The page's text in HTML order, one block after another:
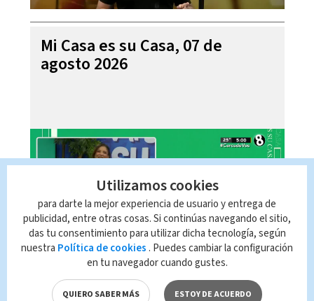
Mi Casa es su Casa, 07 de
agosto 2026
Telediario En Directo con Paula
Brenes, 07 de agosto 2026
Utilizamos cookies
para darte la mejor experiencia de usuario y entrega de
publicidad, entre otras cosas. Si continúas navegando el sitio,
das tu consentimiento para utilizar dicha tecnología, según
nuestra Política de cookies . Puedes cambiar la configuración
en tu navegador cuando gustes.
QUIERO SABER MÁS ESTOY DE ACUERDO